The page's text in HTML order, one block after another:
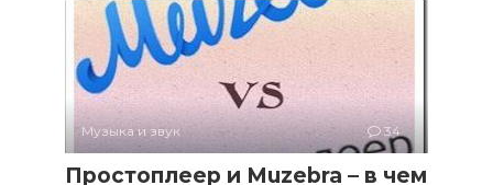
Музыка и звук 34
Простоплеер и Muzebra – в чем